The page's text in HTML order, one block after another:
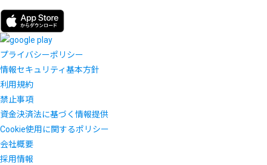
プライバシーポリシー
情報セキュリティ基本方針
利用規約
禁止事項
資金決済法に基づく情報提供
Cookie使用に関するポリシー
会社概要
採用情報